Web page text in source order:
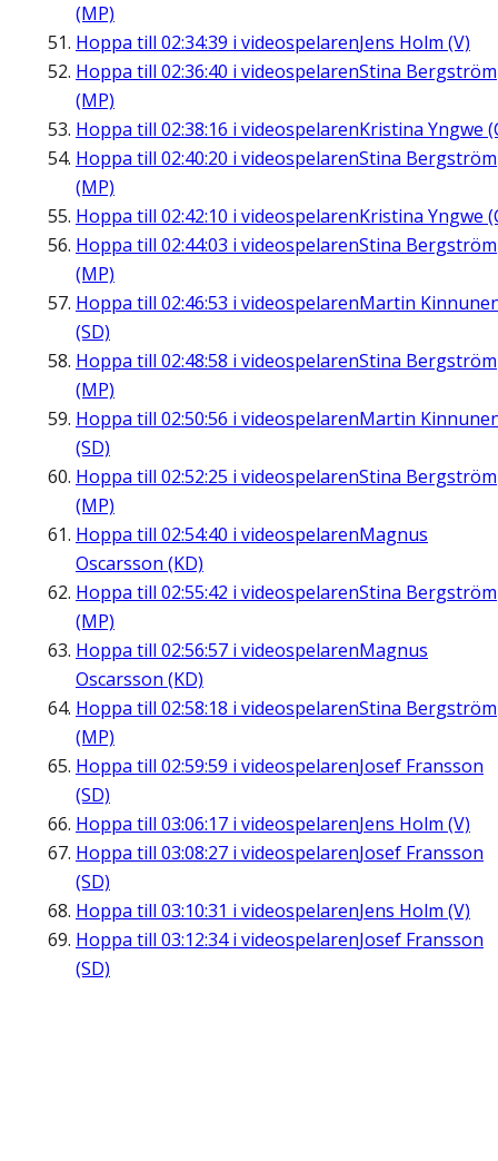
(MP)
Hoppa till 02:34:39 i videospelarenJens Holm (V)
Hoppa till 02:36:40 i videospelarenStina Bergström
(MP)
Hoppa till 02:38:16 i videospelarenKristina Yngwe
Hoppa till 02:40:20 i videospelarenStina Bergström
(MP)
Hoppa till 02:42:10 i videospelarenKristina Yngwe
Hoppa till 02:44:03 i videospelarenStina Bergström
(MP)
Hoppa till 02:46:53 i videospelarenMartin
(SD)
Hoppa till 02:48:58 i videospelarenStina Bergström
(MP)
Hoppa till 02:50:56 i videospelarenMartin
(SD)
Hoppa till 02:52:25 i videospelarenStina Bergström
(MP)
Hoppa till 02:54:40 i videospelarenMagnus
Oscarsson (KD)
Hoppa till 02:55:42 i videospelarenStina Bergström
(MP)
Hoppa till 02:56:57 i videospelarenMagnus
Oscarsson (KD)
Hoppa till 02:58:18 i videospelarenStina Bergström
(MP)
Hoppa till 02:59:59 i videospelarenJosef Fransson
(SD)
Hoppa till 03:06:17 i videospelarenJens Holm (V)
Hoppa till 03:08:27 i videospelarenJosef Fransson
(SD)
Hoppa till 03:10:31 i videospelarenJens Holm (V)
Hoppa till 03:12:34i videospelarenJosef Fransson
(SD)